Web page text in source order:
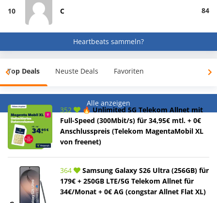
10 C 84
Heartbeats sammeln?
Top Deals Neuste Deals Favoriten
Alle anzeigen
352
🔥 Unlimited 5G Telekom Allnet mit
Full-Speed (300Mbit/s) für 34,95€ mtl. + 0€
Anschlusspreis (Telekom MagentaMobil XL
von freenet)
364
Samsung Galaxy S26 Ultra (256GB) für
179€ + 250GB LTE/5G Telekom Allnet für
34€/Monat + 0€ AG (congstar Allnet Flat XL)